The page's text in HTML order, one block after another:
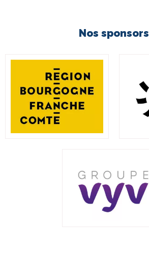
Nos sponsors